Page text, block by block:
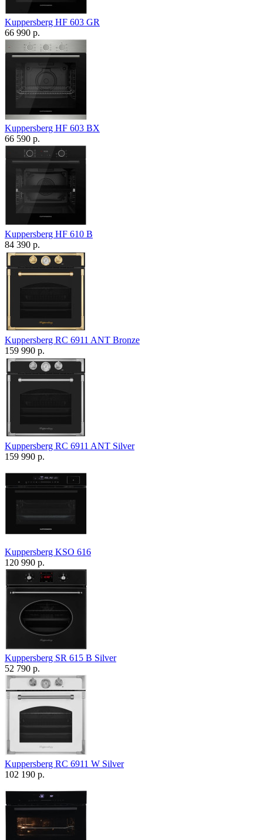
Kuppersberg HF 603 GR
66 990 р.
Kuppersberg HF 603 BX
66 590 р.
Kuppersberg HF 610 B
84 390 р.
Kuppersberg RC 6911 ANT Bronze
159 990 р.
Kuppersberg RC 6911 ANT Silver
159 990 р.
Kuppersberg KSO 616
120 990 р.
Kuppersberg SR 615 B Silver
52 790 р.
Kuppersberg RC 6911 W Silver
102 190 р.